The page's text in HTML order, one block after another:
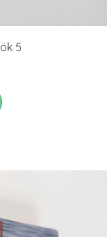
5